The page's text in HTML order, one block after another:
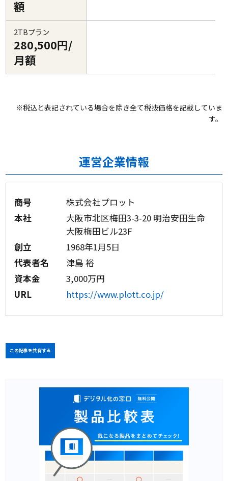
額
2TBプラン
280,500円/
月額
※税込と表記されている場合を除き全て税抜価格を記載していま
す。
運営企業情報
商号
株式会社プロット
本社
大阪市北区梅田3-3-20 明治安田生命
大阪梅田ビル23F
創立
1968年1月5日
代表者名
津島 裕
資本金
3,000万円
URL
https://www.plott.co.jp/
この記事を共有する